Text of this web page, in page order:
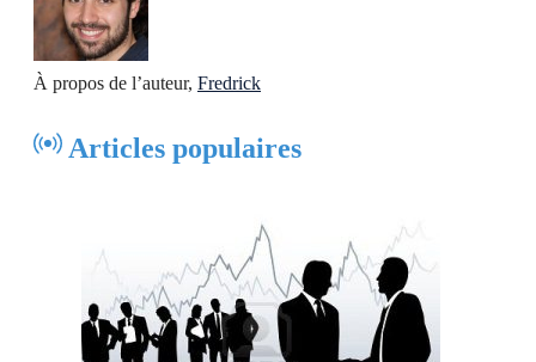
À propos de l’auteur, Fredrick
Articles populaires